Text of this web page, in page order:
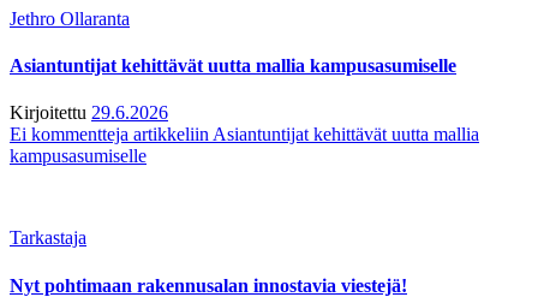
Jethro Ollaranta
Asiantuntijat kehittävät uutta mallia kampusasumiselle
Kirjoitettu 29.6.2026
Ei kommentteja artikkeliin Asiantuntijat kehittävät uutta mallia
kampusasumiselle
Tarkastaja
Nyt pohtimaan rakennusalan innostavia viestejä!